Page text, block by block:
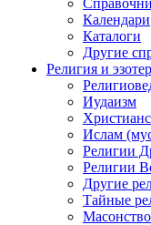
Календари
Каталоги
Другие
Религия и
Иудаизм
Ислам
Религии
Религии
Другие
Тайные
Масонство